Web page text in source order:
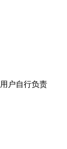
户自行负责